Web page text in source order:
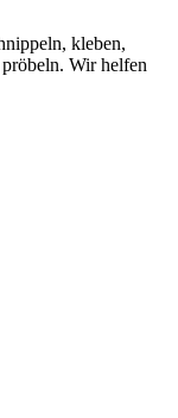
kleben,
Wir helfen